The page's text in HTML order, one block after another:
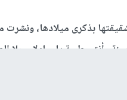
بذكرى ميلادها،
وأنتي طيبة يا حلولا.. حلا